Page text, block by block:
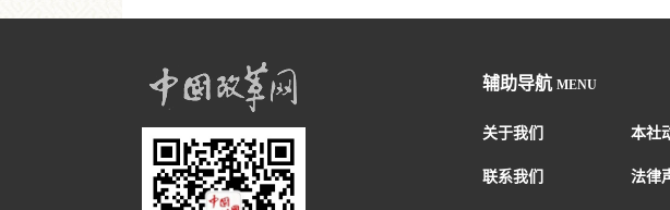
辅助导航 MENU
关于我们 本社
联系我们 法律